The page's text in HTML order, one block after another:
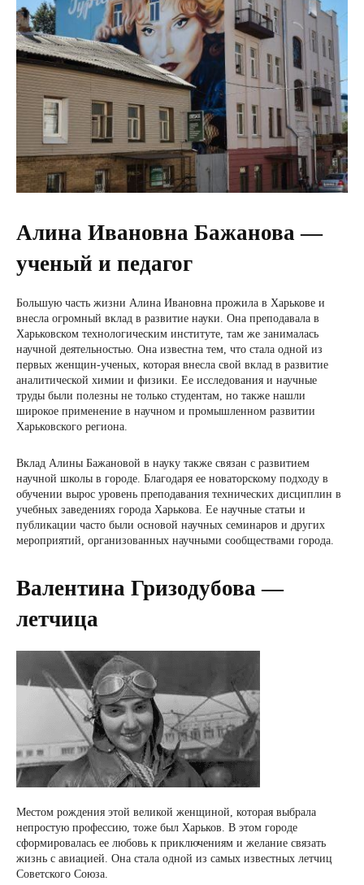
Алина Ивановна Бажанова —
ученый и педагог
Большую часть жизни Алина Ивановна прожила в Харькове и
внесла огромный вклад в развитие науки. Она преподавала в
Харьковском технологическим институте, там же занималась
научной деятельностью. Она известна тем, что стала одной из
первых женщин-ученых, которая внесла свой вклад в развитие
аналитической химии и физики. Ее исследования и научные
труды были полезны не только студентам, но также нашли
широкое применение в научном и промышленном развитии
Харьковского региона.
Вклад Алины Бажановой в науку также связан с развитием
научной школы в городе. Благодаря ее новаторскому подходу в
обучении вырос уровень преподавания технических дисциплин в
учебных заведениях города Харькова. Ее научные статьи и
публикации часто были основой научных семинаров и других
мероприятий, организованных научными сообществами города.
Валентина Гризодубова —
летчица
Местом рождения этой великой женщиной, которая выбрала
непростую профессию, тоже был Харьков. В этом городе
сформировалась ее любовь к приключениям и желание связать
жизнь с авиацией. Она стала одной из самых известных летчиц
Советского Союза.